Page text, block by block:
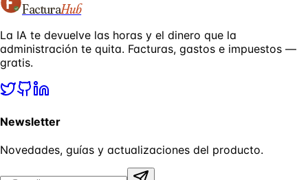
FacturaHub
La IA te devuelve las horas y el dinero que la
administración te quita. Facturas, gastos e impuestos —
gratis.
Newsletter
Novedades, guías y actualizaciones del producto.